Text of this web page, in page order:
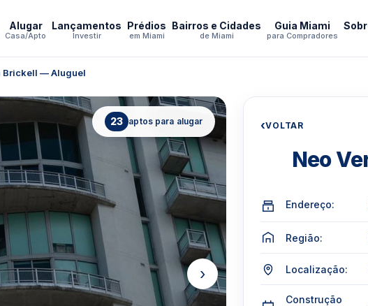
Alugar
Casa/Apto
Lançamentos
Investir
Prédios
em Miami
Bairros e Cidades
de Miami
Guia Miami
para Compradores
Brickell — Aluguel
23 aptos para alugar
›
‹VOLTAR
Neo
Endereço:
Região:
Localização:
Construção